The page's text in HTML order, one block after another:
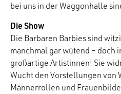
bei uns in der Waggonhalle
Die Show
Die Barbaren Barbies sind
manchmal gar wütend – doch
großartige Artistinnen! Sie
Wucht den Vorstellungen von
Männerrollen und